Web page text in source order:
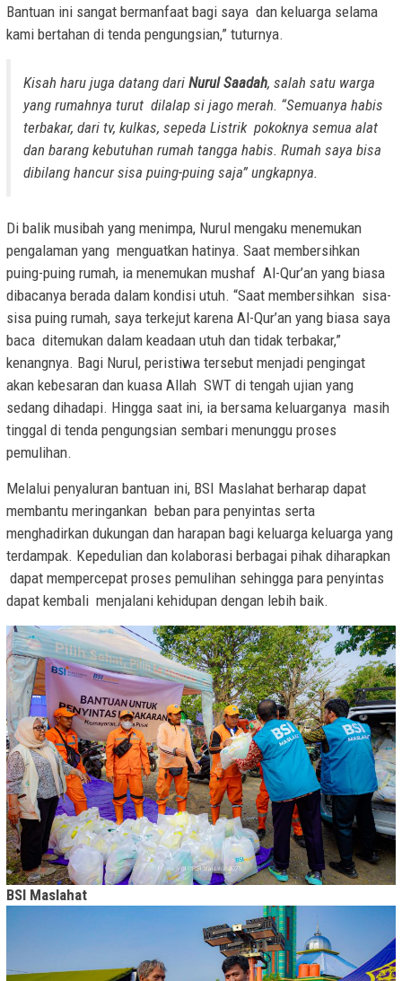
Bantuan ini sangat bermanfaat bagi saya dan keluarga selama
kami bertahan di tenda pengungsian,” tuturnya.
Kisah haru juga datang dari Nurul Saadah, salah satu warga
yang rumahnya turut dilalap si jago merah. “Semuanya habis
terbakar, dari tv, kulkas, sepeda Listrik pokoknya semua alat
dan barang kebutuhan rumah tangga habis. Rumah saya bisa
dibilang hancur sisa puing-puing saja” ungkapnya.
Di balik musibah yang menimpa, Nurul mengaku menemukan
pengalaman yang menguatkan hatinya. Saat membersihkan
puing-puing rumah, ia menemukan mushaf Al-Qur’an yang biasa
dibacanya berada dalam kondisi utuh. “Saat membersihkan sisa-
sisa puing rumah, saya terkejut karena Al-Qur’an yang biasa saya
baca ditemukan dalam keadaan utuh dan tidak terbakar,”
kenangnya. Bagi Nurul, peristiwa tersebut menjadi pengingat
akan kebesaran dan kuasa Allah SWT di tengah ujian yang
sedang dihadapi. Hingga saat ini, ia bersama keluarganya masih
tinggal di tenda pengungsian sembari menunggu proses
pemulihan.
Melalui penyaluran bantuan ini, BSI Maslahat berharap dapat
membantu meringankan beban para penyintas serta
menghadirkan dukungan dan harapan bagi keluarga keluarga yang
terdampak. Kepedulian dan kolaborasi berbagai pihak diharapkan
dapat mempercepat proses pemulihan sehingga para penyintas
dapat kembali menjalani kehidupan dengan lebih baik.
BSI Maslahat